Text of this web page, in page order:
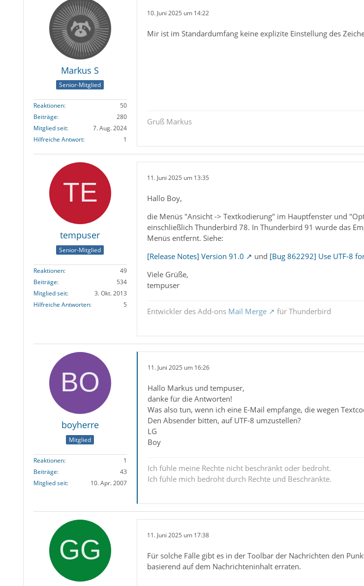
Markus S
Senior-Mitglied
Reaktionen
50
Beiträge
280
Mitglied seit
7. Aug. 2024
Hilfreiche Antwort
1
10. Juni 2025 um 14:22
Mir ist im Standardumfang keine explizite Einstellung des
Gruß Markus
tempuser
Senior-Mitglied
Reaktionen
49
Beiträge
534
Mitglied seit
3. Okt. 2013
Hilfreiche Antworten
5
11. Juni 2025 um 13:35
Hallo Boy,
die Menüs "Ansicht -> Textkodierung" im Hauptfenster und
einschließlich Thunderbird 78. In Thunderbird 91 wurde das
Menüs entfernt. Siehe:
[Release Notes] Version 91.0
und [Bug 862292] Use UTF-8
Viele Grüße,
tempuser
Entwickler des Add-ons Mail Merge für Thunderbird
boyherre
Mitglied
Reaktionen
1
Beiträge
43
Mitglied seit
10. Apr. 2007
11. Juni 2025 um 16:26
Hallo Markus und tempuser,
danke für die Antworten!
Was also tun, wenn ich eine E-Mail empfange, die wegen
Den Absender bitten, auf UTF-8 umzustellen?
LG
Boy
Ich fühle meine Rechte nicht beschränkt oder bedroht.
Ich fühle mich bedroht durch Rechte und Beschränkte.
11. Juni 2025 um 17:38
Für solche Fälle gibt es in der Toolbar der Nachrichten den
basierend auf dem Nachrichteninhalt erraten.